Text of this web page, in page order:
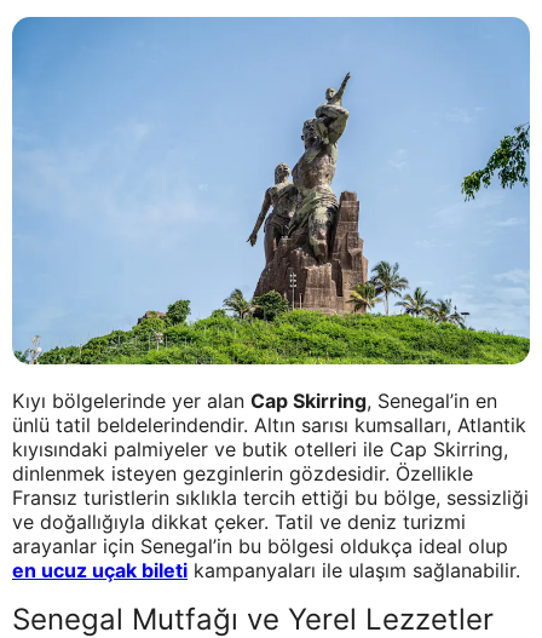
Kıyı bölgelerinde yer alan Cap Skirring, Senegal’in en
ünlü tatil beldelerindendir. Altın sarısı kumsalları, Atlantik
kıyısındaki palmiyeler ve butik otelleri ile Cap Skirring,
dinlenmek isteyen gezginlerin gözdesidir. Özellikle
Fransız turistlerin sıklıkla tercih ettiği bu bölge, sessizliği
ve doğallığıyla dikkat çeker. Tatil ve deniz turizmi
arayanlar için Senegal’in bu bölgesi oldukça ideal olup
en ucuz uçak bileti kampanyaları ile ulaşım sağlanabilir.
Senegal Mutfağı ve Yerel Lezzetler